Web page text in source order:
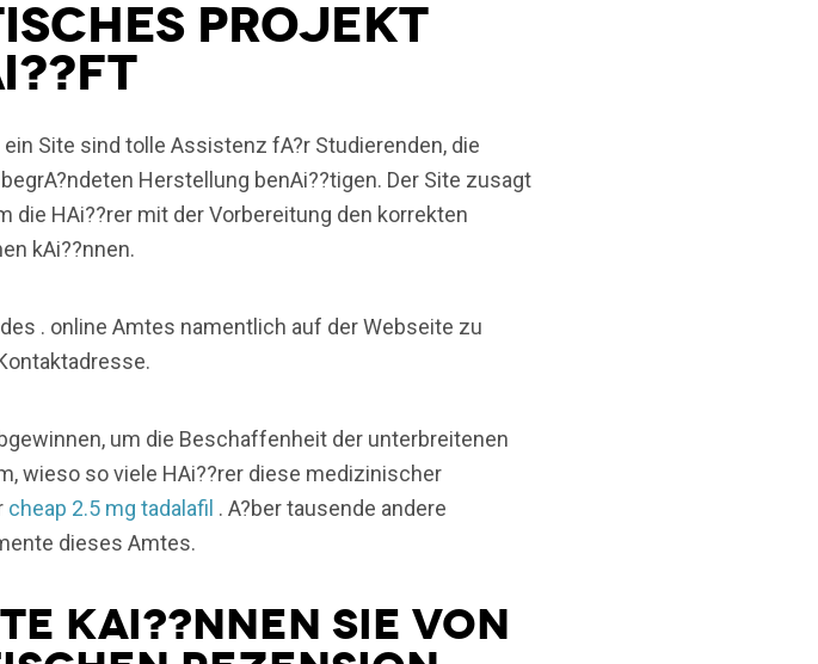
Projekt
Site sind tolle Assistenz fA?r Studierenden, die
Herstellung benAi??tigen. Der Site zusagt
HAi??rer mit der Vorbereitung den korrekten
kAi??nnen.
. online Amtes namentlich auf der Webseite zu
um die Beschaffenheit der unterbreitenen
wieso so viele HAi??rer diese medizinischer
cheap 2.5 mg tadalafil . A?ber tausende andere
dieses Amtes.
kAi??nnen Sie von